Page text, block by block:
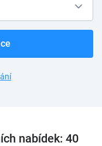
nabídek: 40